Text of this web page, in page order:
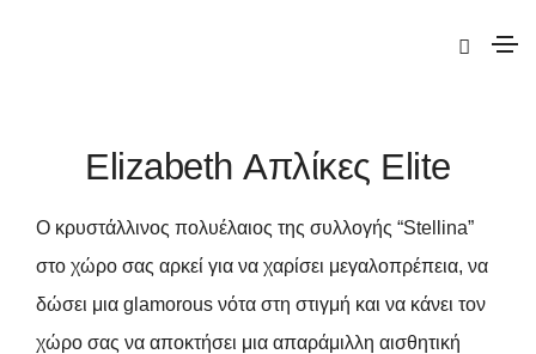
Elizabeth Απλίκες Elite
Ο κρυστάλλινος πολυέλαιος της συλλογής “Stellina”
στο χώρο σας αρκεί για να χαρίσει μεγαλοπρέπεια, να
δώσει μια glamorous νότα στη στιγμή και να κάνει τον
χώρο σας να αποκτήσει μια απαράμιλλη αισθητική